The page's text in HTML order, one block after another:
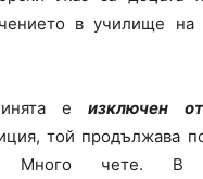
в училище
еизключен
той продължава
Много чете. В